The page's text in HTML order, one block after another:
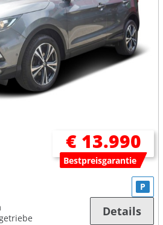
€ 13.990
Bestpreisgarantie
P
Details